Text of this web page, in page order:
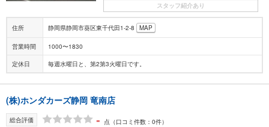
スタッフ紹介あり
住所 静岡県静岡市葵区東千代田1-2-8 MAP
営業時間 1000〜1830
定休日 毎週水曜日と、第2第3火曜日です。
(株)ホンダカーズ静岡 竜南店
総合評価 - 点 （口コミ件数：0件）